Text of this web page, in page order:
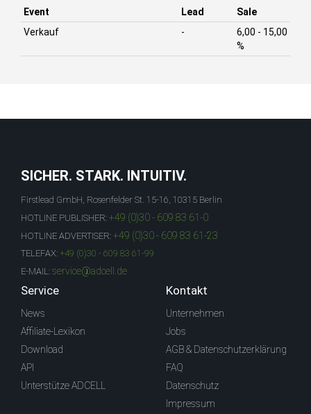
Event Lead
Sale
Verkauf
-
6,00 - 15,00
%
SICHER. STARK. INTUITIV.
Firstlead GmbH, Rosenfelder St. 15-16, 10315 Berlin
HOTLINE PUBLISHER: +49 (0)30 - 609 83 61-0
HOTLINE ADVERTISER: +49 (0)30 - 609 83 61-23
TELEFAX: +49 (0)30 - 609 83 61-99
E-MAIL: service@adcell.de
Service
News
Affiliate-Lexikon
Download
API
Unterstütze ADCELL
Kontakt
Unternehmen
Jobs
AGB & Datenschutzerklärung
FAQ
Datenschutz
Impressum